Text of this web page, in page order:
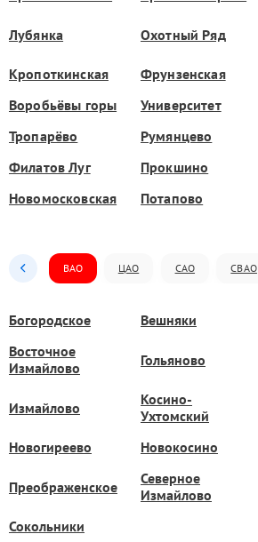
Лубянка Охотный Ряд
Кропоткинская
Фрунзенская
Воробьёвы горы
Университет
Тропарёво
Румянцево
Филатов Луг
Прокшино
Новомосковская
Потапово
ВАО ЦАО САО СВАО
Богородское Вешняки
Восточное
Измайлово
Гольяново
Измайлово
Косино-
Ухтомский
Новогиреево Новокосино
Преображенское
Северное
Измайлово
Сокольники